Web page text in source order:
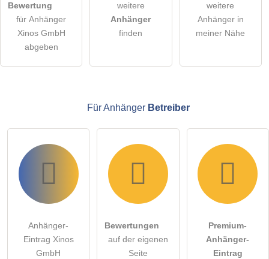
öffentliche Frage stellen Abbrechen
Hinweis:
Bewertung
für Anhänger
Xinos GmbH
abgeben
weitere
Anhänger
finden
weitere
Anhänger in
meiner Nähe
Für Anhänger Betreiber
Anhänger-
Eintrag Xinos
GmbH
Bewertungen
auf der eigenen
Seite
Premium-
Anhänger-
Eintrag